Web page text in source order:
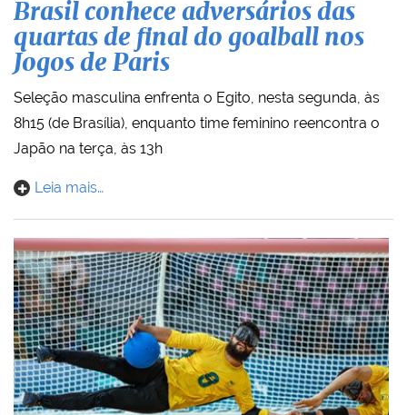
Brasil conhece adversários das
quartas de final do goalball nos
Jogos de Paris
Seleção masculina enfrenta o Egito, nesta segunda, às
8h15 (de Brasília), enquanto time feminino reencontra o
Japão na terça, às 13h
Leia mais…